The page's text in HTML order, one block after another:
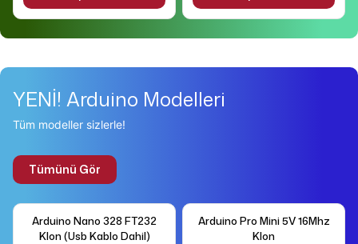
YENİ! Arduino Modelleri
Tüm modeller sizlerle!
Tümünü Gör
Arduino Nano 328 FT232
Klon (Usb Kablo Dahil)
Arduino Pro Mini 5V 16Mhz
Klon